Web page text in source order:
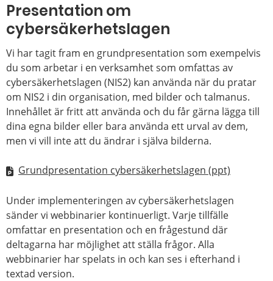
Presentation om
cybersäkerhetslagen
Vi har tagit fram en grundpresentation som exempelvis
du som arbetar i en verksamhet som omfattas av
cybersäkerhetslagen (NIS2) kan använda när du pratar
om NIS2 i din organisation, med bilder och talmanus.
Innehållet är fritt att använda och du får gärna lägga till
dina egna bilder eller bara använda ett urval av dem,
men vi vill inte att du ändrar i själva bilderna.
Grundpresentation cybersäkerhetslagen (ppt)
Under implementeringen av cybersäkerhetslagen
sänder vi webbinarier kontinuerligt. Varje tillfälle
omfattar en presentation och en frågestund där
deltagarna har möjlighet att ställa frågor. Alla
webbinarier har spelats in och kan ses i efterhand i
textad version.